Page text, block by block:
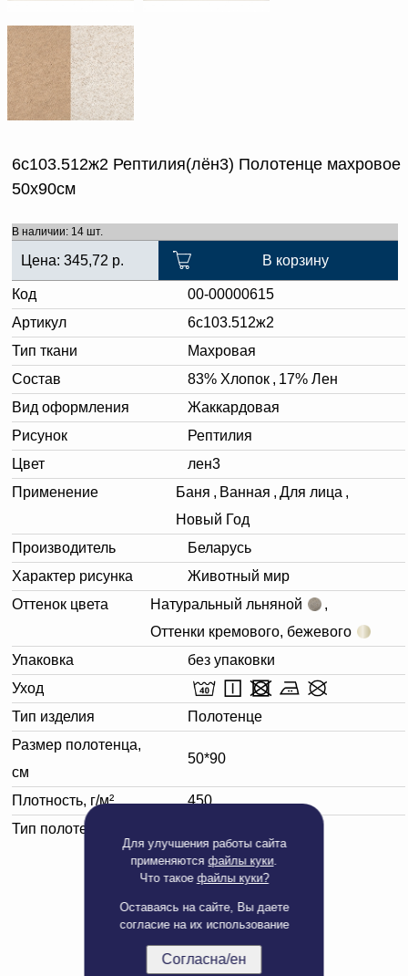
Для улучшения работы сайта
применяютсяфайлы куки.
Что такое файлы куки?
Оставаясь на сайте, Вы даете
согласие на их использование
Согласна/ен
6с103.512ж2 Рептилия(лён3) Полотенце махровое
50х90см
В наличии: 14 шт.
Цена: 345,72 р. В корзину
Код
00-00000615
Артикул
6с103.512ж2
Тип ткани
Махровая
Состав
83% Хлопок , 17% Лен
Вид оформления
Жаккардовая
Рисунок
Рептилия
Цвет
лен3
Применение
Баня , Ванная , Для лица ,
Новый Год
Производитель
Беларусь
Характер рисунка
Животный мир
Оттенок цвета
Натуральный льняной
,
Оттенки кремового, бежевого
Упаковка
без упаковки
Уход
Тип изделия
Полотенце
Размер полотенца,
см
50*90
Плотность, г/м²
450
Тип полотенца
Полная версия сайта